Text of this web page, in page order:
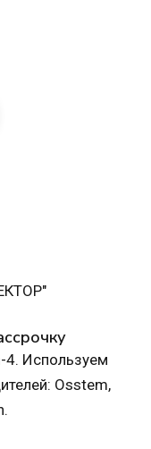
4. Используем
Osstem,